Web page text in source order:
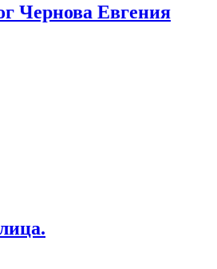
Чернова Евгения